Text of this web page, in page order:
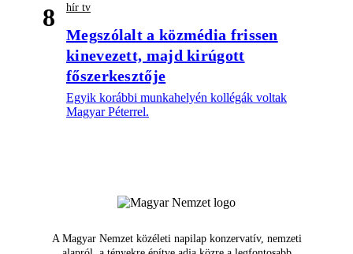
8 hír tv
Megszólalt a közmédia frissen
kinevezett, majd kirúgott
főszerkesztője
Egyik korábbi munkahelyén kollégák voltak
Magyar Péterrel.
A Magyar Nemzet közéleti napilap konzervatív, nemzeti